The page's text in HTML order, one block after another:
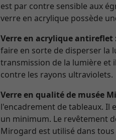
est par contre sensible aux
verre en acrylique possède
Verre en acrylique antireflet
faire en sorte de disperser la
transmission de la lumière et
contre les rayons ultraviolets.
Verre en qualité de musée
l'encadrement de tableaux. Il
un minimum. Le revêtement
Mirogard est utilisé dans